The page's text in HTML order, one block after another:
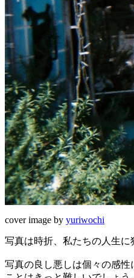
cover image by yuriwochi
写真は時折、私たちの人生
写真の良し悪しは個々の感